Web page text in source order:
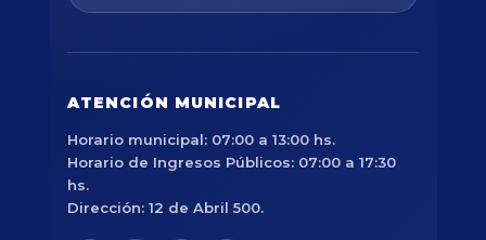
ATENCIÓN MUNICIPAL
Horario municipal: 07:00 a 13:00 hs.
Horario de Ingresos Públicos: 07:00 a 17:30
hs.
Dirección: 12 de Abril 500.